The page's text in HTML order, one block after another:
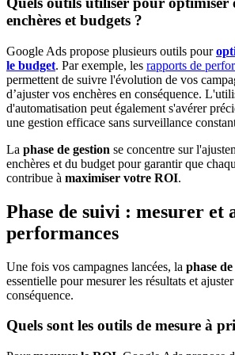
enchères et budgets ?
Google Ads propose plusieurs outils pour
le budget. Par exemple, les rapports de
permettent de suivre l'évolution de vos
d’ajuster vos enchères en conséquence.
d'automatisation peut également s'avérer
une gestion efficace sans surveillance
La phase de gestion se concentre sur
enchères et du budget pour garantir que
contribue à maximiser votre ROI.
Phase de suivi : mesurer et
performances
Une fois vos campagnes lancées, la phase
essentielle pour mesurer les résultats et
conséquence.
Quels sont les outils de mesure à